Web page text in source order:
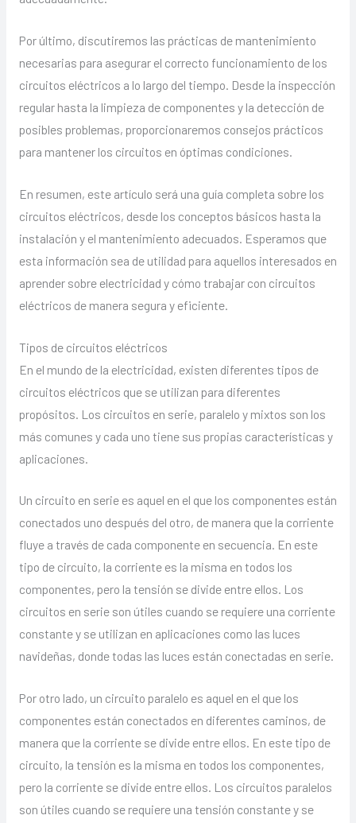
Por último, discutiremos las prácticas de mantenimiento
necesarias para asegurar el correcto funcionamiento de los
circuitos eléctricos a lo largo del tiempo. Desde la inspección
regular hasta la limpieza de componentes y la detección de
posibles problemas, proporcionaremos consejos prácticos
para mantener los circuitos en óptimas condiciones.
En resumen, este artículo será una guía completa sobre los
circuitos eléctricos, desde los conceptos básicos hasta la
instalación y el mantenimiento adecuados. Esperamos que
esta información sea de utilidad para aquellos interesados en
aprender sobre electricidad y cómo trabajar con circuitos
eléctricos de manera segura y eficiente.
Tipos de circuitos eléctricos
En el mundo de la electricidad, existen diferentes tipos de
circuitos eléctricos que se utilizan para diferentes
propósitos. Los circuitos en serie, paralelo y mixtos son los
más comunes y cada uno tiene sus propias características y
aplicaciones.
Un circuito en serie es aquel en el que los componentes están
conectados uno después del otro, de manera que la corriente
fluye a través de cada componente en secuencia. En este
tipo de circuito, la corriente es la misma en todos los
componentes, pero la tensión se divide entre ellos. Los
circuitos en serie son útiles cuando se requiere una corriente
constante y se utilizan en aplicaciones como las luces
navideñas, donde todas las luces están conectadas en serie.
Por otro lado, un circuito paralelo es aquel en el que los
componentes están conectados en diferentes caminos, de
manera que la corriente se divide entre ellos. En este tipo de
circuito, la tensión es la misma en todos los componentes,
pero la corriente se divide entre ellos. Los circuitos paralelos
son útiles cuando se requiere una tensión constante y se